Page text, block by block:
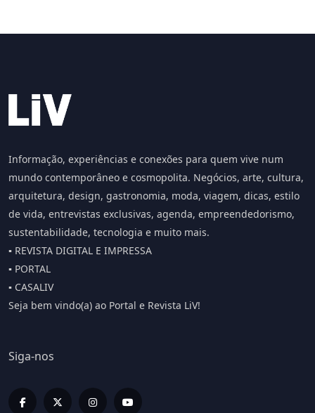
Informação, experiências e conexões para quem vive num
mundo contemporâneo e cosmopolita. Negócios, arte, cultura,
arquitetura, design, gastronomia, moda, viagem, dicas, estilo
de vida, entrevistas exclusivas, agenda, empreendedorismo,
sustentabilidade, tecnologia e muito mais.
▪️ REVISTA DIGITAL E IMPRESSA
▪️ PORTAL
▪️ CASALIV
Seja bem vindo(a) ao Portal e Revista LiV!
Siga-nos